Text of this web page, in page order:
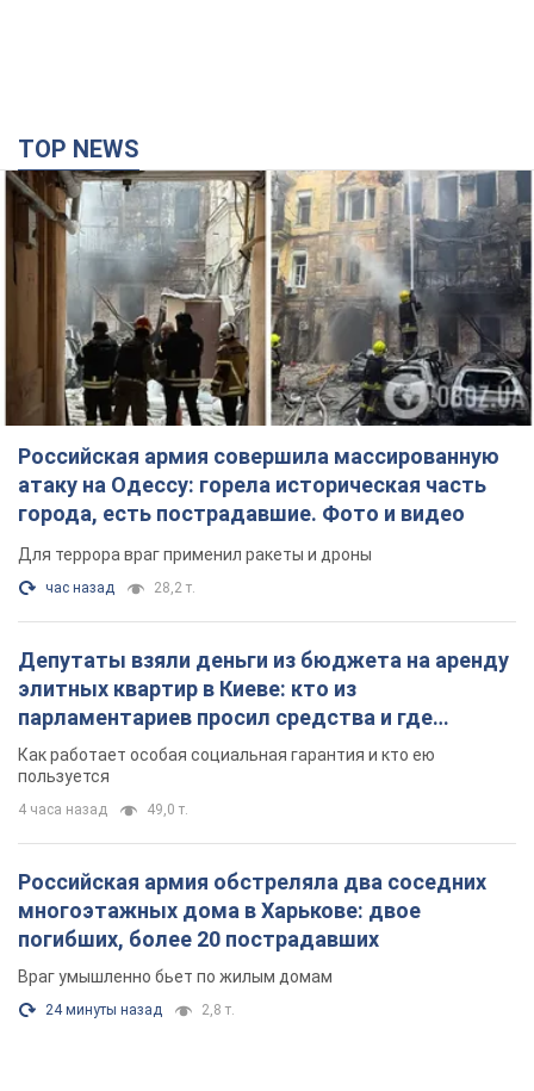
TOP NEWS
Российская армия совершила массированную
атаку на Одессу: горела историческая часть
города, есть пострадавшие. Фото и видео
Для террора враг применил ракеты и дроны
час назад 28,2 т.
Депутаты взяли деньги из бюджета на аренду
элитных квартир в Киеве: кто из
парламентариев просил средства и где
поселился
Как работает особая социальная гарантия и кто ею
пользуется
4 часа назад 49,0 т.
Российская армия обстреляла два соседних
многоэтажных дома в Харькове: двое
погибших, более 20 пострадавших
Враг умышленно бьет по жилым домам
24 минуты назад 2,8 т.